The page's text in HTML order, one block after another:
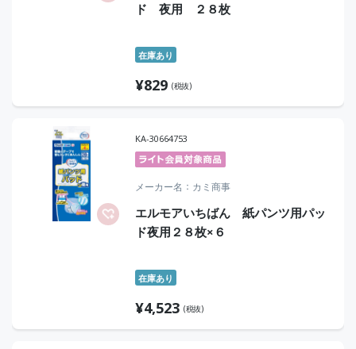
ド 夜用 ２８枚
在庫あり
¥829 (税抜)
KA-30664753
メーカー名 カミ商事
エルモアいちばん 紙パンツ用パッ
ド夜用２８枚×６
在庫あり
¥4,523 (税抜)